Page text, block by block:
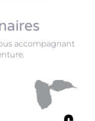
accompagnant